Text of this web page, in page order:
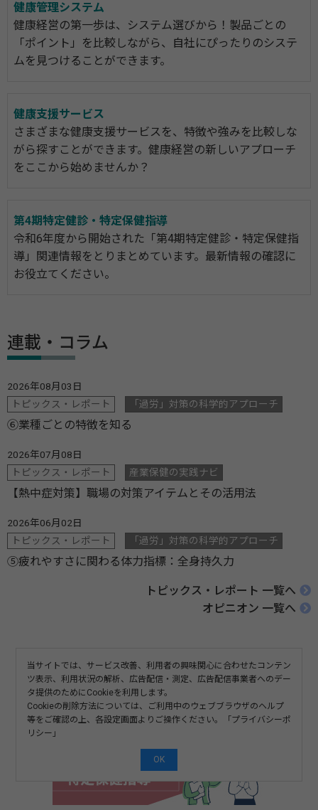
健康管理システム
健康経営の第一歩は、システム選びから！製品ごとの
「ポイント」を比較しながら、自社にぴったりのシステ
ムを見つけることができます。
健康支援サービス
さまざまな健康支援サービスを、特徴や強みを比較しな
がら探すことができます。健康経営の新しいアプローチ
をここから始めませんか？
第4期特定健診・特定保健指導
令和6年度から開始された「第4期特定健診・特定保健指
導」関連情報をとりまとめています。最新情報の確認に
お役立てください。
連載・コラム
2026年08月03日
トピックス・レポート
「過労」対策の科学的アプローチ
⑥業種ごとの特徴を知る
2026年07月08日
トピックス・レポート
産業保健の実践ナビ
【熱中症対策】職場の対策アイテムとその活用法
2026年06月02日
トピックス・レポート
「過労」対策の科学的アプローチ
⑤疲れやすさに関わる体力指標：全身持久力
トピックス・レポート 一覧へ
オピニオン 一覧へ
当サイトでは、サービス改善、利用者の興味関心に合わせたコンテン
ツ表示、利用状況の解析、広告配信・測定、広告配信事業者へのデー
タ提供のためにCookieを利用します。
Cookieの削除方法については、ご利用中のウェブブラウザのヘルプ
等をご確認の上、各設定画面よりご操作ください。「プライバシーポ
リシー 」
OK